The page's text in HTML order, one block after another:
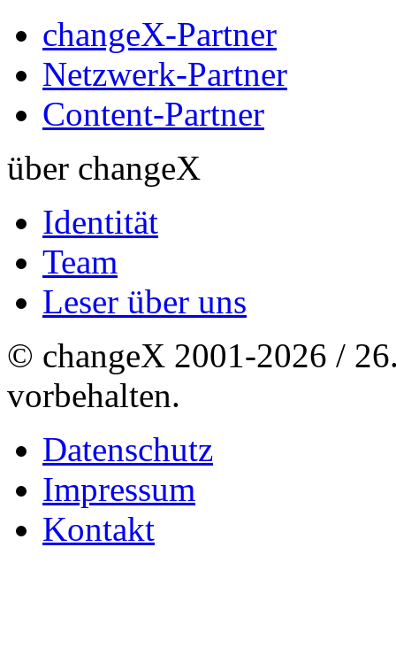
changeX-Partner
Netzwerk-Partner
Content-Partner
über changeX
Identität
Team
Leser über uns
© changeX 2001-2026 /
vorbehalten.
Datenschutz
Impressum
Kontakt